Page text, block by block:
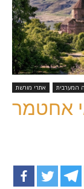
אתרי מורשת המערבית
אחטמר